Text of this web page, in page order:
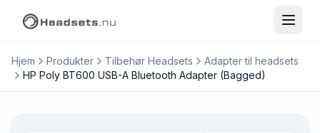
Hjem Produkter Tilbehør Headsets
Adapter til headsets
HP Poly BT600 USB-A Bluetooth Adapter (Bagged)